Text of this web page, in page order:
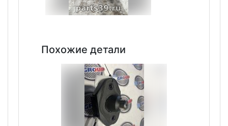
Похожие детали